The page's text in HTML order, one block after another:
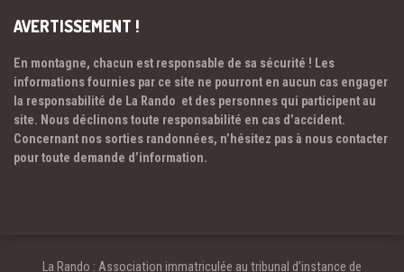
AVERTISSEMENT !
En montagne, chacun est responsable de sa sécurité ! Les
informations fournies par ce site ne pourront en aucun cas engager
la responsabilité de La Rando et des personnes qui participent au
site. Nous déclinons toute responsabilité en cas d’accident.
Concernant nos sorties randonnées, n’hésitez pas à nous contacter
pour toute demande d’information.
La Rando : Association immatriculée au tribunal d’instance de